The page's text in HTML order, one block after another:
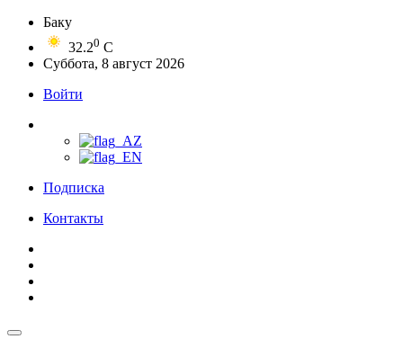
Баку
32.20 C
Суббота, 8 август 2026
Войти
Подписка
Контакты